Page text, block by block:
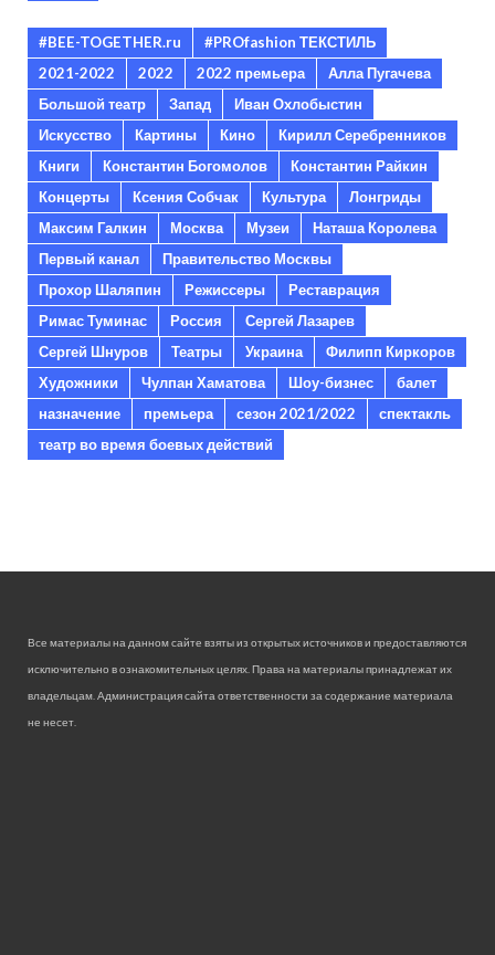
#BEE-TOGETHER.ru
#PROfashion ТЕКСТИЛЬ
2021-2022
2022 2022 премьера
Алла Пугачева
Большой театр
Запад
Иван Охлобыстин
Искусство
Картины Кино
Кирилл Серебренников
Книги
Константин Богомолов
Константин Райкин
Концерты
Ксения Собчак Культура
Лонгриды
Максим Галкин
Москва Музеи
Наташа Королева
Первый канал
Правительство Москвы
Прохор Шаляпин
Режиссеры
Реставрация
Римас Туминас
Россия
Сергей Лазарев
Сергей Шнуров
Театры Украина
Филипп Киркоров
Художники
Чулпан Хаматова Шоу-бизнес
балет
назначение
премьера сезон 2021/2022
спектакль
театр во время боевых действий
Все материалы на данном сайте взяты из открытых источников и предоставляются
исключительно в ознакомительных целях. Права на материалы принадлежат их
владельцам. Администрация сайта ответственности за содержание материала
не несет.